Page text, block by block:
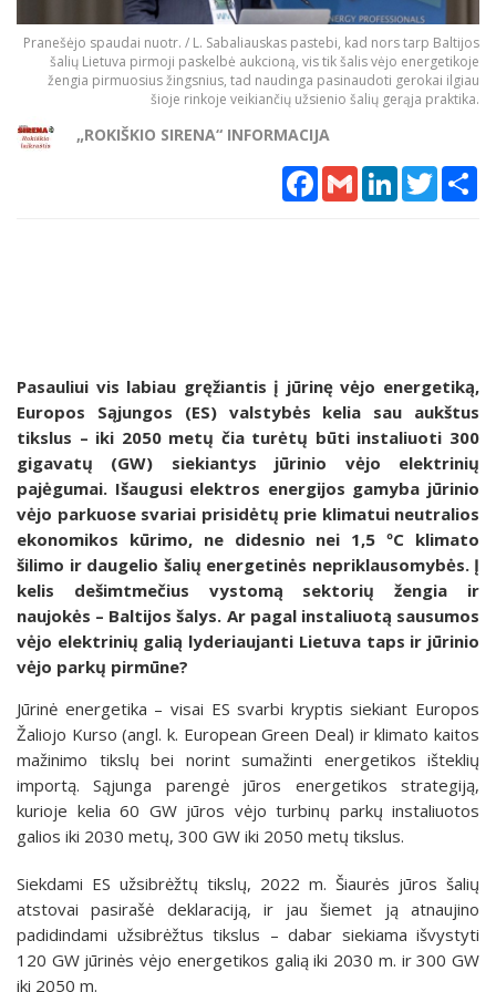
Pranešėjo spaudai nuotr. / L. Sabaliauskas pastebi, kad nors tarp Baltijos
šalių Lietuva pirmoji paskelbė aukcioną, vis tik šalis vėjo energetikoje
žengia pirmuosius žingsnius, tad naudinga pasinaudoti gerokai ilgiau
šioje rinkoje veikiančių užsienio šalių gerąja praktika.
„ROKIŠKIO SIRENA“ INFORMACIJA
Facebook
Gmail LinkedInTwitter
Pasauliui vis labiau gręžiantis į jūrinę vėjo energetiką,
Europos Sąjungos (ES) valstybės kelia sau aukštus
tikslus – iki 2050 metų čia turėtų būti instaliuoti 300
gigavatų (GW) siekiantys jūrinio vėjo elektrinių
pajėgumai. Išaugusi elektros energijos gamyba jūrinio
vėjo parkuose svariai prisidėtų prie klimatui neutralios
ekonomikos kūrimo, ne didesnio nei 1,5 ºC klimato
šilimo ir daugelio šalių energetinės nepriklausomybės. Į
kelis dešimtmečius vystomą sektorių žengia ir
naujokės – Baltijos šalys. Ar pagal instaliuotą sausumos
vėjo elektrinių galią lyderiaujanti Lietuva taps ir jūrinio
vėjo parkų pirmūne?
Jūrinė energetika – visai ES svarbi kryptis siekiant Europos
Žaliojo Kurso (angl. k. European Green Deal) ir klimato kaitos
mažinimo tikslų bei norint sumažinti energetikos išteklių
importą. Sąjunga parengė jūros energetikos strategiją,
kurioje kelia 60 GW jūros vėjo turbinų parkų instaliuotos
galios iki 2030 metų, 300 GW iki 2050 metų tikslus.
Siekdami ES užsibrėžtų tikslų, 2022 m. Šiaurės jūros šalių
atstovai pasirašė deklaraciją, ir jau šiemet ją atnaujino
padidindami užsibrėžtus tikslus – dabar siekiama išvystyti
120 GW jūrinės vėjo energetikos galią iki 2030 m. ir 300 GW
iki 2050 m.